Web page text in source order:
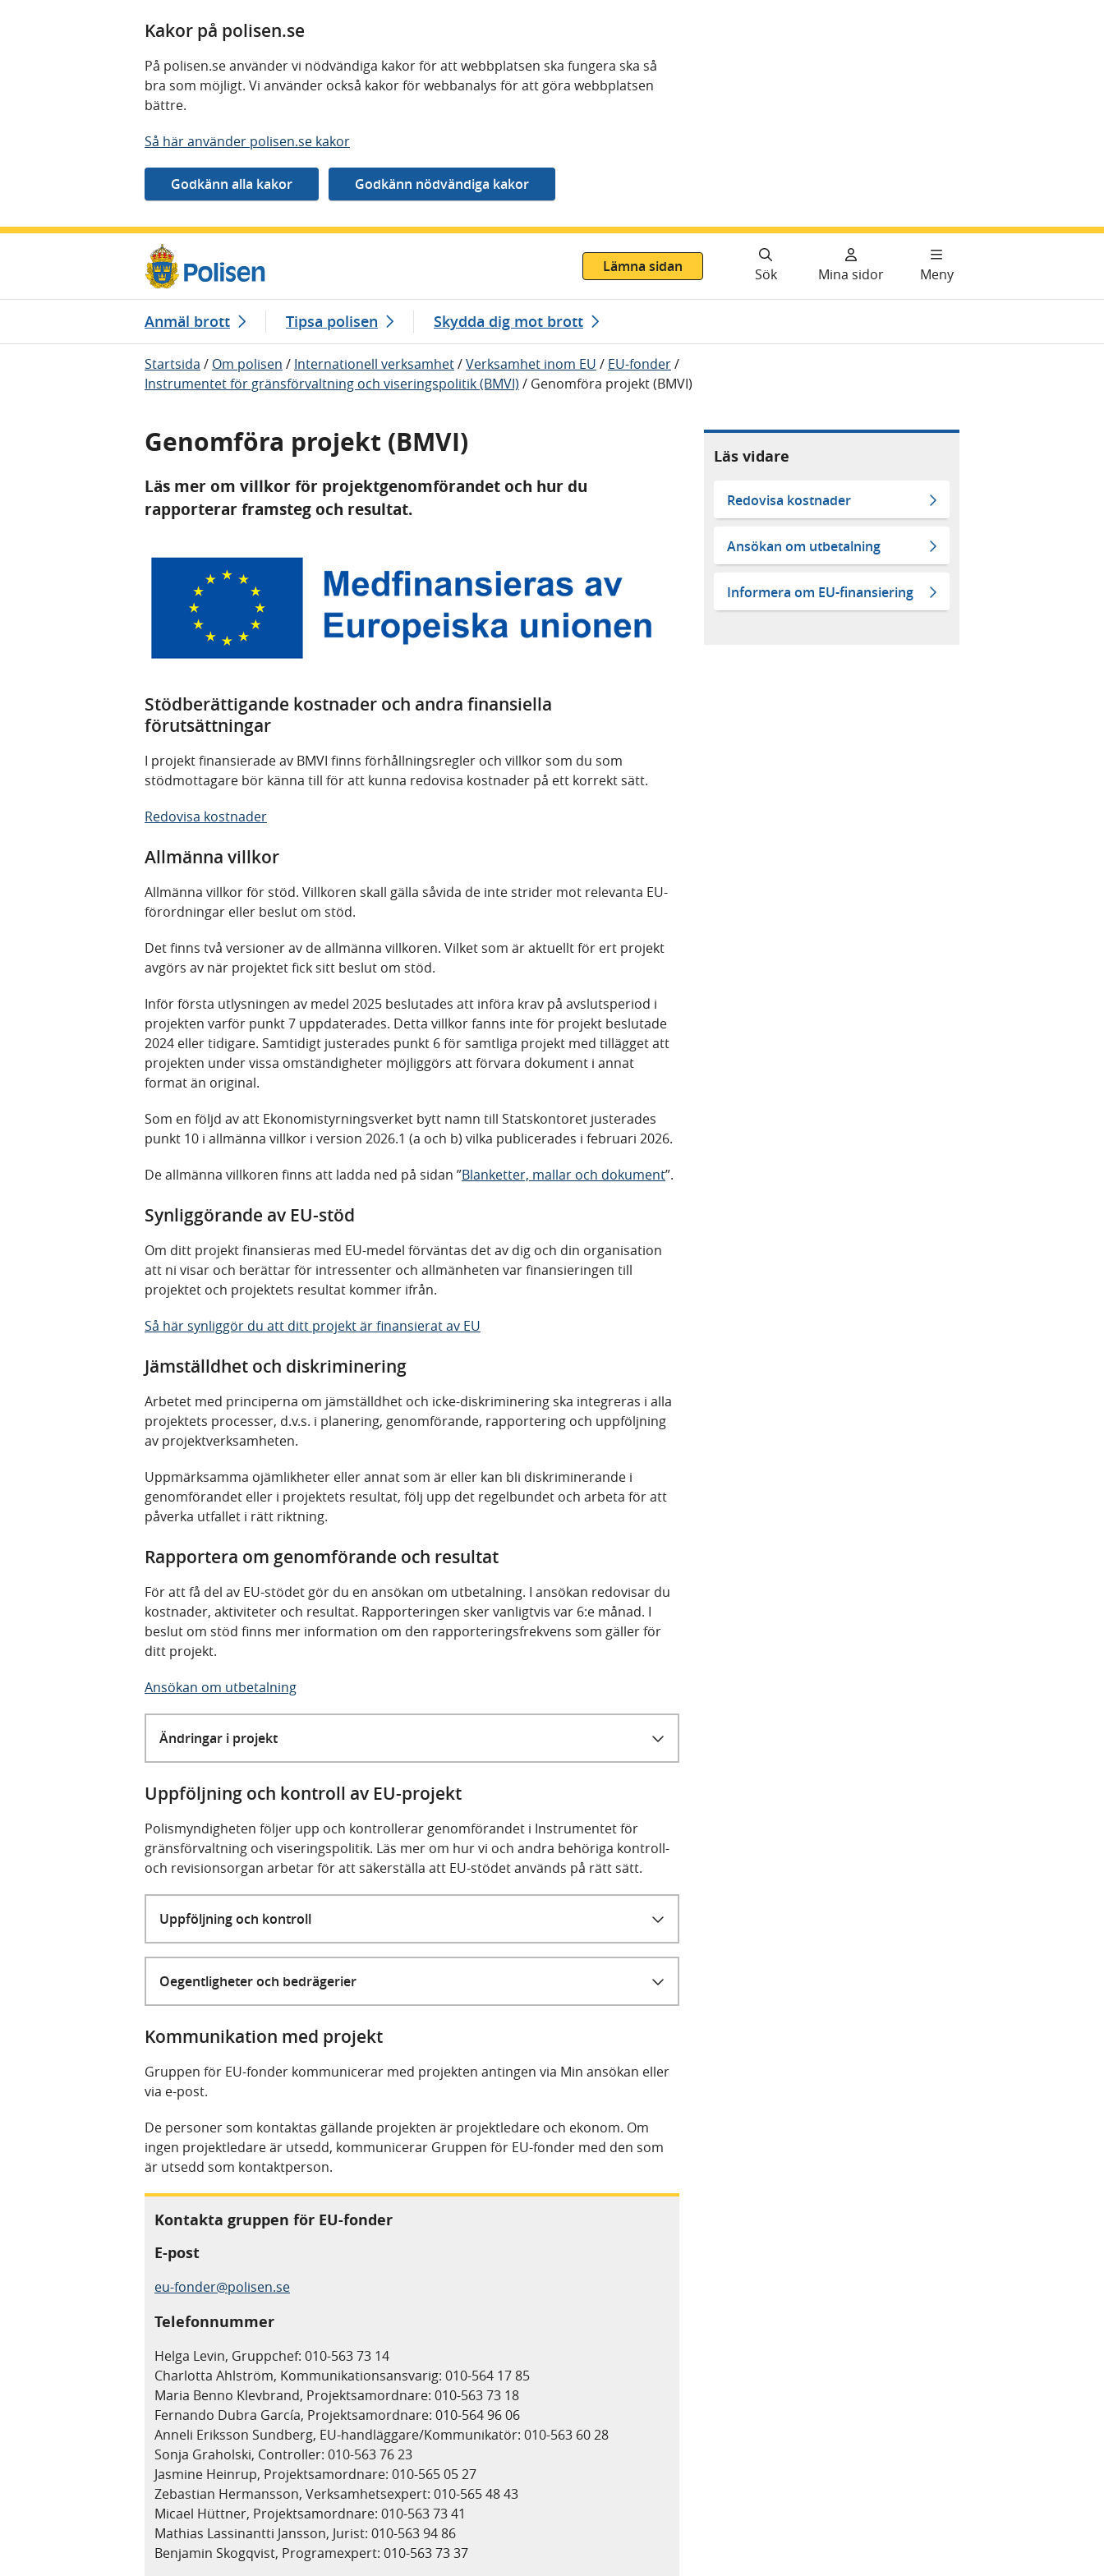
Kakor på polisen.se
På polisen.se använder vi nödvändiga kakor för att webbplatsen ska fungera ska så
bra som möjligt. Vi använder också kakor för webbanalys för att göra webbplatsen
bättre.
Så här använder polisen.se kakor
Lämna sidan
Sök Mina sidor Meny
Anmäl brott Tipsa polisen Skydda dig mot brott
Startsida / Om polisen / Internationell verksamhet/Verksamhet inom EU / EU-fonder/
Instrumentet för gränsförvaltning och viseringspolitik (BMVI) / Genomföra projekt (BMVI)
Genomföra projekt (BMVI)
Läs mer om villkor för projektgenomförandet och hur du
rapporterar framsteg och resultat.
Stödberättigande kostnader och andra finansiella
förutsättningar
I projekt finansierade av BMVI finns förhållningsregler och villkor som du som
stödmottagare bör känna till för att kunna redovisa kostnader på ett korrekt sätt.
Redovisa kostnader
Allmänna villkor
Allmänna villkor för stöd. Villkoren skall gälla såvida de inte strider mot relevanta EU-
förordningar eller beslut om stöd.
Det finns två versioner av de allmänna villkoren. Vilket som är aktuellt för ert projekt
avgörs av när projektet fick sitt beslut om stöd.
Inför första utlysningen av medel 2025 beslutades att införa krav på avslutsperiod i
projekten varför punkt 7 uppdaterades. Detta villkor fanns inte för projekt beslutade
2024 eller tidigare. Samtidigt justerades punkt 6 för samtliga projekt med tillägget att
projekten under vissa omständigheter möjliggörs att förvara dokument i annat
format än original.
Som en följd av att Ekonomistyrningsverket bytt namn till Statskontoret justerades
punkt 10 i allmänna villkor i version 2026.1 (a och b) vilka publicerades i februari 2026.
De allmänna villkoren finns att ladda ned på sidan ”Blanketter, mallar och dokument”.
Synliggörande av EU-stöd
Om ditt projekt finansieras med EU-medel förväntas det av dig och din organisation
att ni visar och berättar för intressenter och allmänheten var finansieringen till
projektet och projektets resultat kommer ifrån.
Så här synliggör du att ditt projekt är finansierat av EU
Jämställdhet och diskriminering
Arbetet med principerna om jämställdhet och icke-diskriminering ska integreras i alla
projektets processer, d.v.s. i planering, genomförande, rapportering och uppföljning
av projektverksamheten.
Uppmärksamma ojämlikheter eller annat som är eller kan bli diskriminerande i
genomförandet eller i projektets resultat, följ upp det regelbundet och arbeta för att
påverka utfallet i rätt riktning.
Rapportera om genomförande och resultat
För att få del av EU-stödet gör du en ansökan om utbetalning. I ansökan redovisar du
kostnader, aktiviteter och resultat. Rapporteringen sker vanligtvis var 6:e månad. I
beslut om stöd finns mer information om den rapporteringsfrekvens som gäller för
ditt projekt.
Ansökan om utbetalning
Ändringar i projekt
Uppföljning och kontroll av EU-projekt
Polismyndigheten följer upp och kontrollerar genomförandet i Instrumentet för
gränsförvaltning och viseringspolitik. Läs mer om hur vi och andra behöriga kontroll-
och revisionsorgan arbetar för att säkerställa att EU-stödet används på rätt sätt.
Uppföljning och kontroll
Oegentligheter och bedrägerier
Kommunikation med projekt
Gruppen för EU-fonder kommunicerar med projekten antingen via Min ansökan eller
via e-post.
De personer som kontaktas gällande projekten är projektledare och ekonom. Om
ingen projektledare är utsedd, kommunicerar Gruppen för EU-fonder med den som
är utsedd som kontaktperson.
Kontakta gruppen för EU-fonder
E-post
eu-fonder@polisen.se
Telefonnummer
Helga Levin, Gruppchef: 010-563 73 14
Charlotta Ahlström, Kommunikationsansvarig: 010-564 17 85
Maria Benno Klevbrand, Projektsamordnare: 010-563 73 18
Fernando Dubra García, Projektsamordnare: 010-564 96 06
Anneli Eriksson Sundberg, EU-handläggare/Kommunikatör: 010-563 60 28
Sonja Graholski, Controller: 010-563 76 23
Jasmine Heinrup, Projektsamordnare: 010-565 05 27
Zebastian Hermansson, Verksamhetsexpert: 010-565 48 43
Micael Hüttner, Projektsamordnare: 010-563 73 41
Mathias Lassinantti Jansson, Jurist: 010-563 94 86
Benjamin Skogqvist, Programexpert: 010-563 73 37
Läs vidare
Redovisa kostnader
Ansökan om utbetalning
Informera om EU-finansiering